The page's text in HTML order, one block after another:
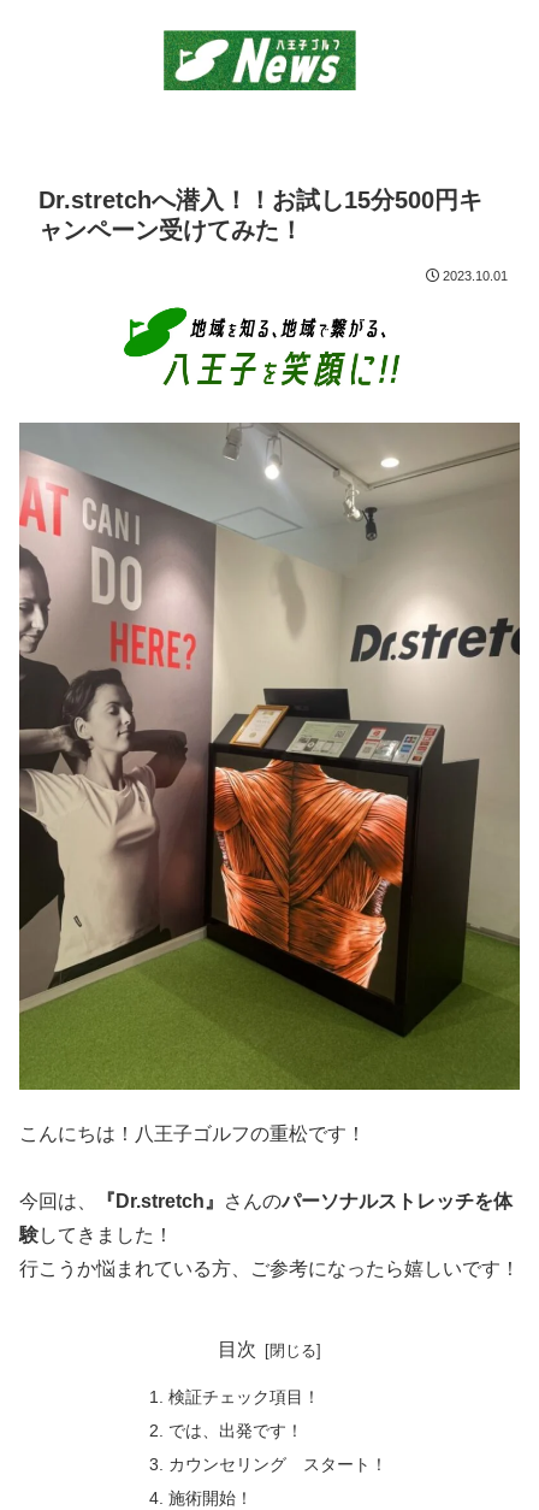
Dr.stretchへ潜入！！お試し15分500円キ
ャンペーン受けてみた！
2023.10.01
こんにちは！八王子ゴルフの重松です！
今回は、 『Dr.stretch』 さんのパーソナルストレッチを体
験してきました！
行こうか悩まれている方、ご参考になったら嬉しいです！
目次
検証チェック項目！
では、出発です！
カウンセリング スタート！
施術開始！